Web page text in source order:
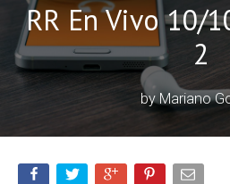
RR En Vivo 10/
2
byMariano